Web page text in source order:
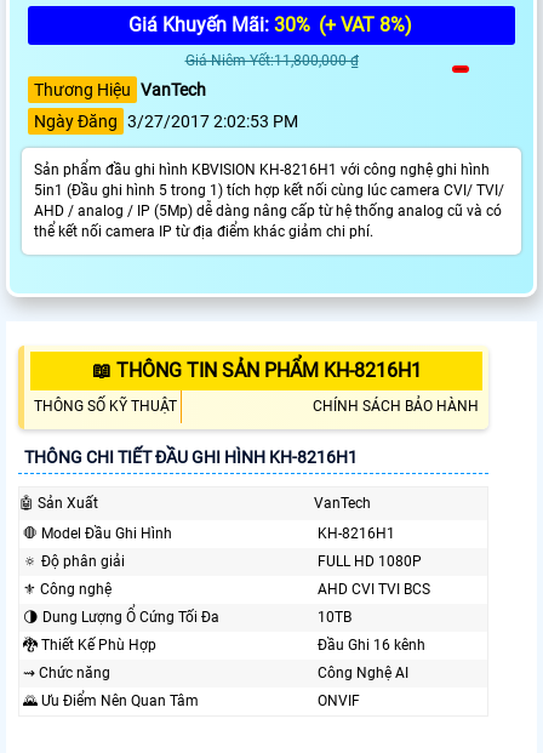
Giá Khuyến Mãi: 30% (+ VAT 8%)
Giá Niêm Yết:11,800,000 ₫
Thương Hiệu VanTech
Ngày Đăng 3/27/2017 2:02:53 PM
Sản phẩm đầu ghi hình KBVISION KH-8216H1 với công nghệ ghi hình
5in1 (Đầu ghi hình 5 trong 1) tích hợp kết nối cùng lúc camera CVI/ TVI/
AHD / analog / IP (5Mp) dễ dàng nâng cấp từ hệ thống analog cũ và có
thể kết nối camera IP từ địa điểm khác giảm chi phí.
📖 THÔNG TIN SẢN PHẨM KH-8216H1
THÔNG SỐ KỸ THUẬT CHÍNH SÁCH BẢO HÀNH
THÔNG CHI TIẾT ĐẦU GHI HÌNH KH-8216H1
🤖️ Sản Xuất
VanTech
🛑 Model Đầu Ghi Hình
KH-8216H1
🔅 Độ phân giải
FULL HD 1080P
⚜️ Công nghệ
AHD CVI TVI BCS
🌗 Dung Lượng Ổ Cứng Tối Đa
10TB
🐉️ Thiết Kế Phù Hợp
Đầu Ghi 16 kênh
⇝ Chức năng
Công Nghệ AI
🌄 Ưu Điểm Nên Quan Tâm
ONVIF